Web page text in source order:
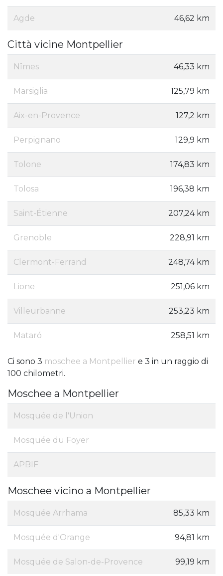
Agde 46,62 km
Città vicine Montpellier
Nîmes 46,33 km
Marsiglia 125,79 km
Aix-en-Provence 127,2 km
Perpignano 129,9 km
Tolone 174,83 km
Tolosa 196,38 km
Saint-Étienne 207,24 km
Grenoble 228,91 km
Clermont-Ferrand 248,74 km
Lione 251,06 km
Villeurbanne 253,23 km
Mataró 258,51 km
Ci sono 3 moschee a Montpellier e 3 in un raggio di
100 chilometri.
Moschee a Montpellier
Mosquée de l'Union
Mosquée du Foyer
APBIF
Moschee vicino a Montpellier
Mosquée Arrhama 85,33 km
Mosquée d'Orange 94,81 km
Mosquée de Salon-de-Provence 99,19 km